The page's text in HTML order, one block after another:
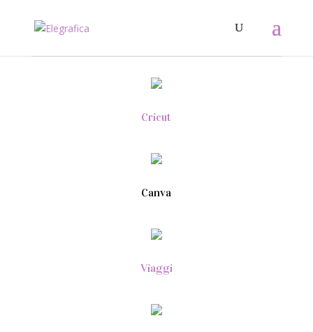
Cricut
Canva
Viaggi